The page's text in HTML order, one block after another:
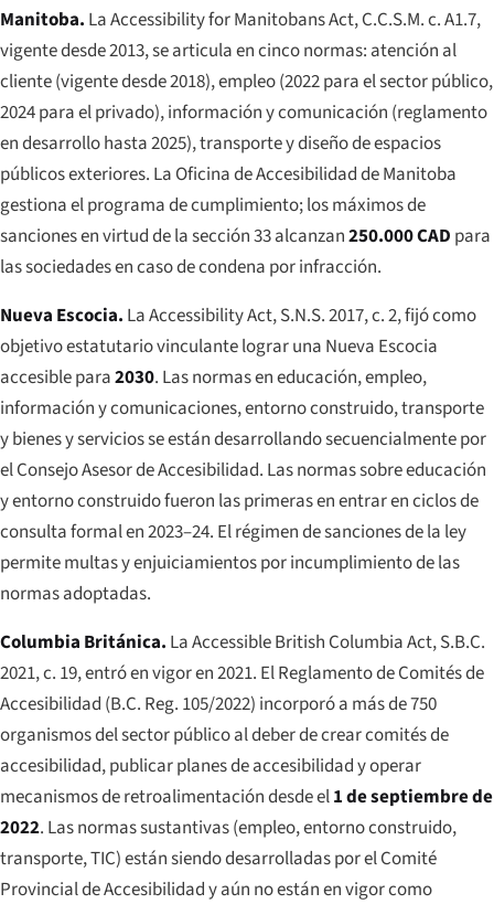
Manitoba. LaAccessibility for Manitobans Act, C.C.S.M. c. A1.7,
vigente desde 2013, se articula en cinco normas: atención al
cliente (vigente desde 2018), empleo (2022 para el sector público,
2024 para el privado), información y comunicación (reglamento
en desarrollo hasta 2025), transporte y diseño de espacios
públicos exteriores. La Oficina de Accesibilidad de Manitoba
gestiona el programa de cumplimiento; los máximos de
sanciones en virtud de la sección 33 alcanzan250.000 CAD para
las sociedades en caso de condena por infracción.
Nueva Escocia. LaAccessibility Act, S.N.S. 2017, c. 2, fijó como
objetivo estatutario vinculante lograr una Nueva Escocia
accesible para2030. Las normas en educación, empleo,
información y comunicaciones, entorno construido, transporte
y bienes y servicios se están desarrollando secuencialmente por
el Consejo Asesor de Accesibilidad. Las normas sobre educación
y entorno construido fueron las primeras en entrar en ciclos de
consulta formal en 2023–24. El régimen de sanciones de la ley
permite multas y enjuiciamientos por incumplimiento de las
normas adoptadas.
Columbia Británica. LaAccessible British Columbia Act, S.B.C.
2021, c. 19, entró en vigor en 2021. El Reglamento de Comités de
Accesibilidad (B.C. Reg. 105/2022) incorporó a más de 750
organismos del sector público al deber de crear comités de
accesibilidad, publicar planes de accesibilidad y operar
mecanismos de retroalimentación desde el1 de septiembre de
2022. Las normas sustantivas (empleo, entorno construido,
transporte, TIC) están siendo desarrolladas por el Comité
Provincial de Accesibilidad y aún no están en vigor como